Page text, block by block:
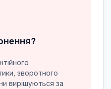
зворотного
вирішуються за